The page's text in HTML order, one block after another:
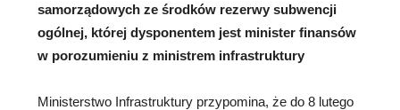
samorządowych ze środków rezerwy subwencji
ogólnej, której dysponentem jest minister finansów
w porozumieniu z ministrem infrastruktury
Ministerstwo Infrastruktury przypomina, że do 8 lutego